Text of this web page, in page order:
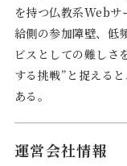
を持つ仏教系Webサ
給側の参加障壁、低
ビスとしての難しさ
する挑戦”と捉える
ある。
運営会社情報